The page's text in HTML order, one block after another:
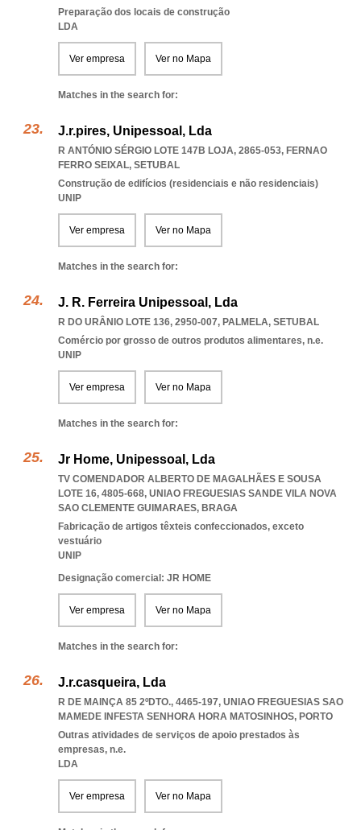
Preparação dos locais de construção
LDA
Ver empresa Ver no Mapa
Matches in the search for:
J.r.pires, Unipessoal, Lda
R ANTÓNIO SÉRGIO LOTE 147B LOJA, 2865-053, FERNAO
FERRO SEIXAL, SETUBAL
Construção de edifícios (residenciais e não residenciais)
UNIP
Ver empresa Ver no Mapa
Matches in the search for:
J. R. Ferreira Unipessoal, Lda
R DO URÂNIO LOTE 136, 2950-007, PALMELA, SETUBAL
Comércio por grosso de outros produtos alimentares, n.e.
UNIP
Ver empresa Ver no Mapa
Matches in the search for:
Jr Home, Unipessoal, Lda
TV COMENDADOR ALBERTO DE MAGALHÃES E SOUSA
LOTE 16, 4805-668, UNIAO FREGUESIAS SANDE VILA NOVA
SAO CLEMENTE GUIMARAES, BRAGA
Fabricação de artigos têxteis confeccionados, exceto
vestuário
UNIP
Designação comercial: JR HOME
Ver empresa Ver no Mapa
Matches in the search for:
J.r.casqueira, Lda
R DE MAINÇA 85 2ºDTO., 4465-197, UNIAO FREGUESIAS SAO
MAMEDE INFESTA SENHORA HORA MATOSINHOS, PORTO
Outras atividades de serviços de apoio prestados às
empresas, n.e.
LDA
Ver empresa Ver no Mapa